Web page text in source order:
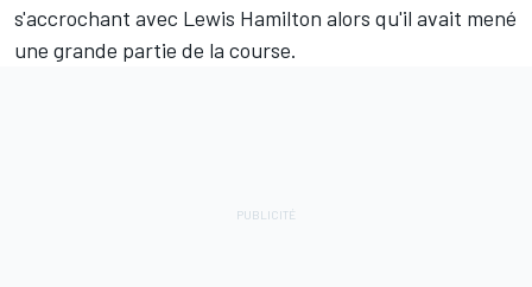
s'accrochant avec Lewis Hamilton alors qu'il avait mené
une grande partie de la course.